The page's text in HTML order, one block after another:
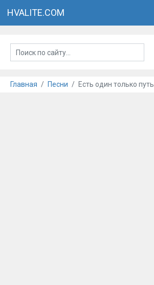
HVALITE.COM
Главная Песни Есть один только путь